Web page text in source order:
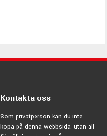
Kontakta oss
Som privatperson kan du inte
köpa på denna webbsida, utan all